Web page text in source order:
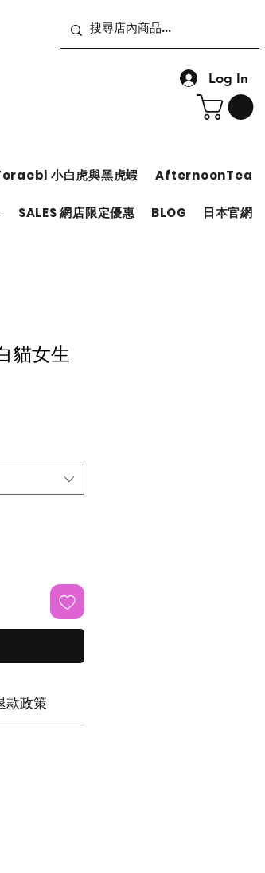
Log In
小白虎與黑虎蝦 AfternoonTea
SALES 網店限定優惠 BLOG 日本官網
貓女生
款政策